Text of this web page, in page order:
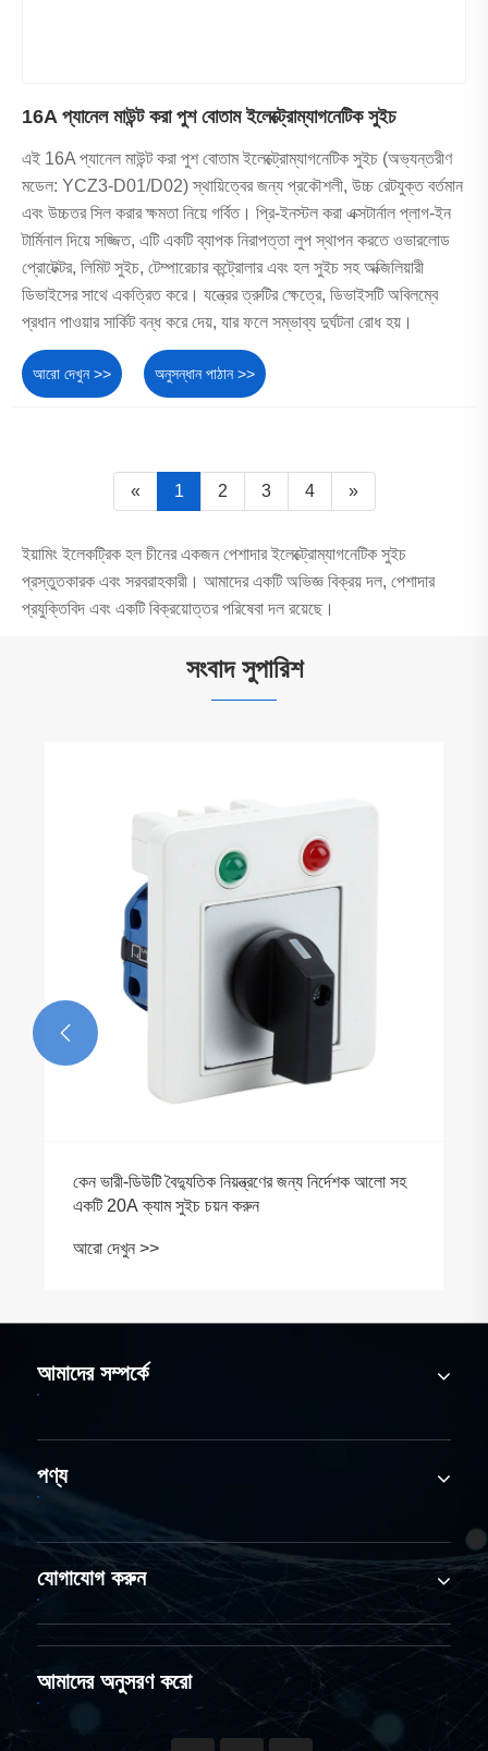
16A প্যানেল মাউন্ট করা পুশ বোতাম ইলেক্ট্রোম্যাগনেটিক সুইচ
এই 16A প্যানেল মাউন্ট করা পুশ বোতাম ইলেক্ট্রোম্যাগনেটিক সুইচ (অভ্যন্তরীণ
মডেল: YCZ3-D01/D02) স্থায়িত্বের জন্য প্রকৌশলী, উচ্চ রেটযুক্ত বর্তমান
এবং উচ্চতর সিল করার ক্ষমতা নিয়ে গর্বিত। প্রি-ইনস্টল করা এক্সটার্নাল প্লাগ-ইন
টার্মিনাল দিয়ে সজ্জিত, এটি একটি ব্যাপক নিরাপত্তা লুপ স্থাপন করতে ওভারলোড
প্রোটেক্টর, লিমিট সুইচ, টেম্পারেচার কন্ট্রোলার এবং হল সুইচ সহ অক্জিলিয়ারী
ডিভাইসের সাথে একত্রিত করে। যন্ত্রের ত্রুটির ক্ষেত্রে, ডিভাইসটি অবিলম্বে
প্রধান পাওয়ার সার্কিট বন্ধ করে দেয়, যার ফলে সম্ভাব্য দুর্ঘটনা রোধ হয়।
আরো দেখুন >> অনুসন্ধান পাঠান >>
« 1 2 3 4 »
ইয়ামিং ইলেকট্রিক হল চীনের একজন পেশাদার ইলেক্ট্রোম্যাগনেটিক সুইচ
প্রস্তুতকারক এবং সরবরাহকারী। আমাদের একটি অভিজ্ঞ বিক্রয় দল, পেশাদার
প্রযুক্তিবিদ এবং একটি বিক্রয়োত্তর পরিষেবা দল রয়েছে।
সংবাদ সুপারিশ
কেন ভারী-ডিউটি ​​বৈদ্যুতিক নিয়ন্ত্রণের জন্য নির্দেশক আলো সহ
একটি 20A ক্যাম সুইচ চয়ন করুন
আরো দেখুন >>

আমাদের সম্পর্কে
পণ্য
যোগাযোগ করুন
আমাদের অনুসরণ করো